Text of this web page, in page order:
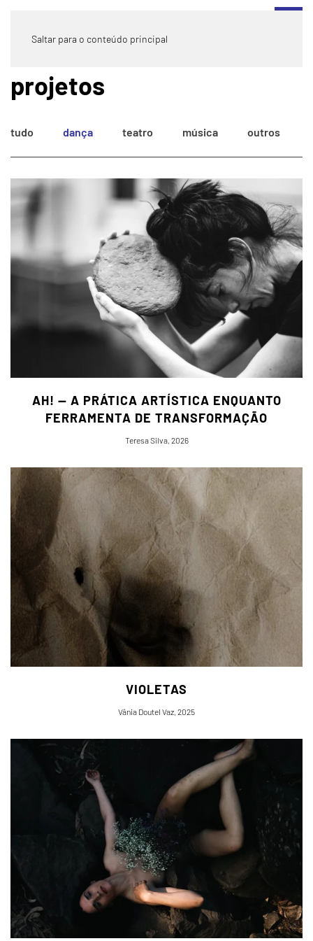
Saltar para o conteúdo principal
projetos
tudo dança teatro música outros
AH! — A PRÁTICA ARTÍSTICA ENQUANTO
FERRAMENTA DE TRANSFORMAÇÃO
Teresa Silva, 2026
VIOLETAS
Vânia Doutel Vaz, 2025